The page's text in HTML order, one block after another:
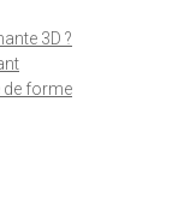
3D ?
de forme